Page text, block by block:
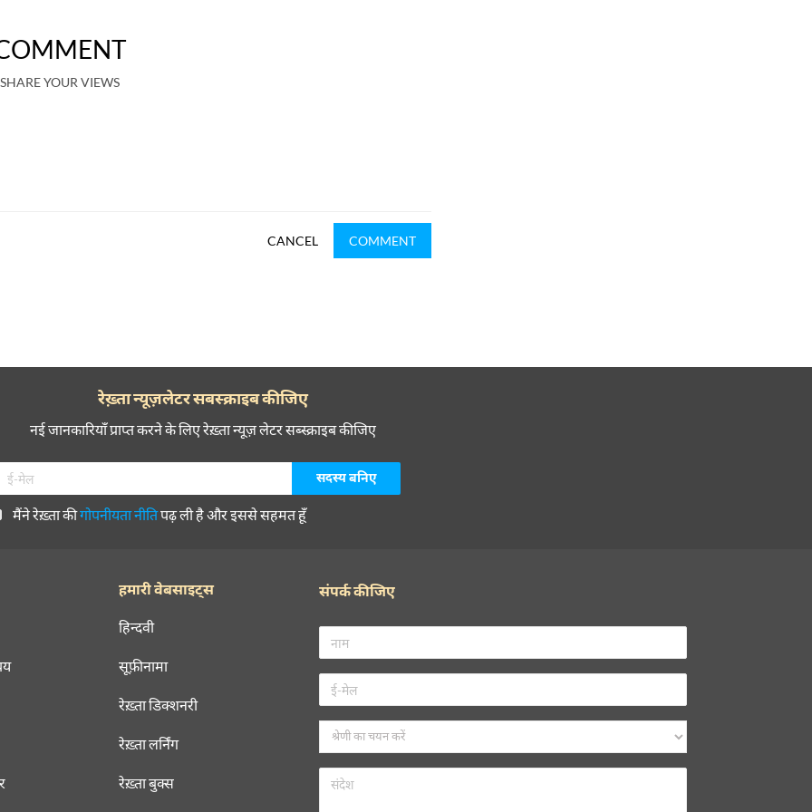
SHARE YOUR VIEWS
CANCEL COMMENT
रेख़्ता न्यूज़लेटर सबस्क्राइब कीजिए
नई जानकारियाँ प्राप्त करने के लिए रेख़्ता न्यूज़ लेटर सब्स्क्राइब कीजिए
मैंने रेख़्ता कीगोपनीयता नीतिपढ़ ली है और इससे सहमत हूँ
हमारी वेबसाइट्स
हिन्दवी
सूफ़ीनामा
रेख़्ता डिक्शनरी
रेख़्ता लर्निंग
रेख़्ता बुक्स
संपर्क कीजिए